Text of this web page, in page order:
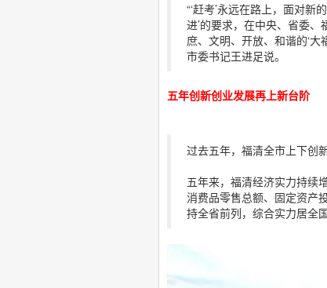
“‘赶考’永远在路上，面对
进’的要求，在中央、省委
庶、文明、开放、和谐的‘
市委书记王进足说。
五年创新创业发展再上新台阶
过去五年，福清全市上下创
五年来，福清经济实力持续
消费品零售总额、固定资产
持全省前列，综合实力居全